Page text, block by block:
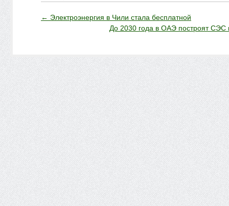
← Электроэнергия в Чили стала бесплатной
До 2030 года в ОАЭ построят